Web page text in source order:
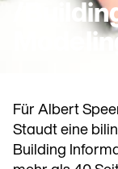
/
Für Albert
Staudt eine
Building